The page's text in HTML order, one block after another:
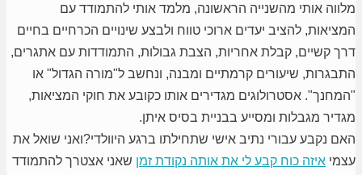
מלווה אותי מהשנייה הראשונה, מלמד אותי להתמודד עם
המציאות, להציב יעדים ארוכי טווח ולבצע שינויים הכרחיים בחיים
דרך קשיים, קבלת אחריות, הצבת גבולות, התמודדות עם אתגרים,
התבגרות, שיעורים קרמתיים ומבנה, ונחשב ל"מורה הגדול" או
"המחנך". אסטרולוגים מגדירים אותו כקובע את חוקי המציאות,
מגדיר מגבלות ומסייע בבניית בסיס איתן.
האם נקבע עבורי נתיב אישי שתחילתו ברגע היוולדי?ואני שואל את
עצמי איזה כוח קבע לי את אותה נקודת זמן שאני אצטרך להתמודד